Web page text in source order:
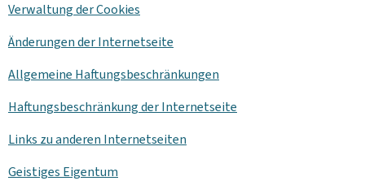
Verwaltung derCookies
Änderungen der Internetseite
Allgemeine Haftungsbeschränkungen
Haftungsbeschränkung der Internetseite
Links zu anderen Internetseiten
Geistiges Eigentum